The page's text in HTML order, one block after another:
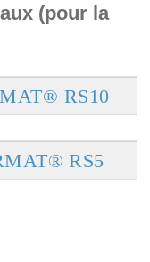
(pour la
RS10
RS5